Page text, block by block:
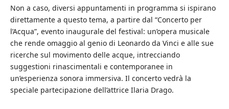
Non a caso, diversi appuntamenti in programma si ispirano
direttamente a questo tema, a partire dal “Concerto per
l’Acqua”, evento inaugurale del festival: un’opera musicale
che rende omaggio al genio di Leonardo da Vinci e alle sue
ricerche sul movimento delle acque, intrecciando
suggestioni rinascimentali e contemporanee in
un’esperienza sonora immersiva. Il concerto vedrà la
speciale partecipazione dell’attrice Ilaria Drago.